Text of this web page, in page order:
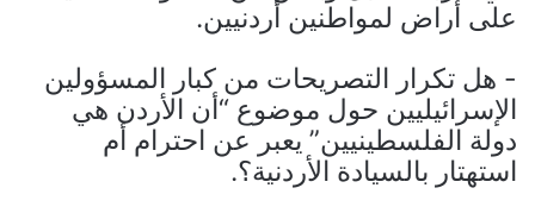
على أراض لمواطنين أردنيين.
‌- هل تكرار التصريحات من كبار المسؤولين
الإسرائيليين حول موضوع “أن الأردن هي
دولة الفلسطينيين” يعبر عن احترام أم
استهتار بالسيادة الأردنية؟.